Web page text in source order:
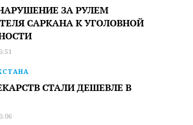
ЗА РУЛЕМ
САРКАНА К УГОЛОВНОЙ
СТАЛИ ДЕШЕВЛЕ В